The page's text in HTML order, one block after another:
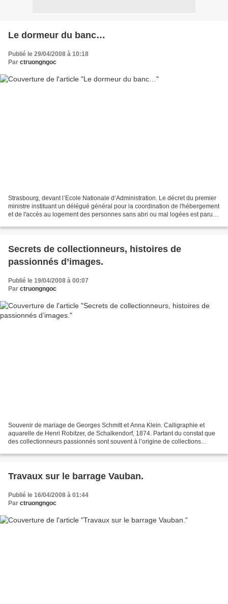
Le dormeur du banc…
Publié le 29/04/2008 à 10:18
Par ctruongngoc
Strasbourg, devant l’Ecole Nationale d’Administration. Le décret du premier
ministre instituant un délégué général pour la coordination de l'hébergement
et de l'accès au logement des personnes sans abri ou mal logées est paru
Secrets de collectionneurs, histoires de
passionnés d’images.
Publié le 19/04/2008 à 00:07
Par ctruongngoc
Souvenir de mariage de Georges Schmitt et Anna Klein. Calligraphie et
aquarelle de Henri Robitzer, de Schalkendorf, 1874. Partant du constat que
des collectionneurs passionnés sont souvent à l’origine de collections
Travaux sur le barrage Vauban.
Publié le 16/04/2008 à 01:44
Par ctruongngoc